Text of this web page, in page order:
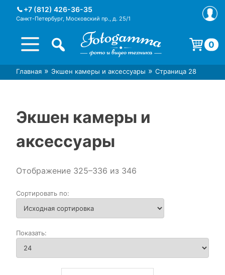
+7 (812) 426-36-35
Санкт-Петербург, Московский пр., д. 25/1
Интернет-магазин фототехники
Магазин фотоаксессуаров foto-
0
Корзина пуста.
Главная » Экшен камеры и аксессуары » Страница 28
Экшен камеры и
аксессуары
Отображение 325–336 из 346